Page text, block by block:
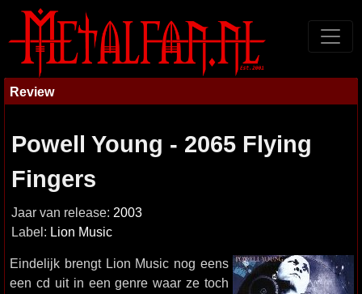
Review
Powell Young - 2065 Flying
Fingers
Jaar van release: 2003
Label: Lion Music
Eindelijk brengt Lion Music nog eens
een cd uit in een genre waar ze toch